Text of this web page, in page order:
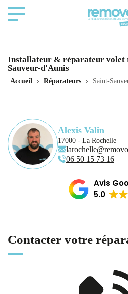
Installateur & réparateur volet
Sauveur-d'Aunis
Accueil › Réparateurs › Saint-
Alexis Valin
17000 - La Rochelle
06 50 15 73 16
Avis
5.0
Contacter votre